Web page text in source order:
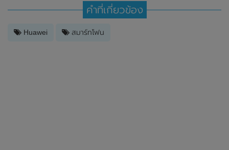
คำที่เกี่ยวข้อง
Huawei สมาร์ทโฟน